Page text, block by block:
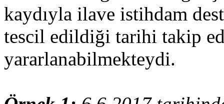
kaydıyla ilave istihdam
tescil edildiği tarihi takip
yararlanabilmekteydi.